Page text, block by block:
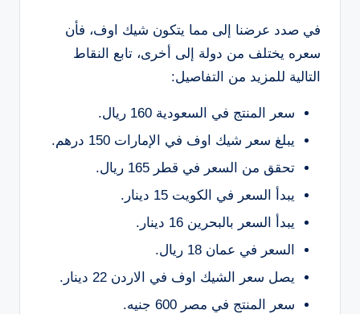
في صدد عرضنا إلى مما يتكون شيك اوف، فأن
سعره يختلف من دولة إلى أخرى، تابع النقاط
التالية للمزيد من التفاصيل:
سعر المنتج في السعودية 160 ريال.
يبلغ سعر شيك اوف في الإمارات 150 درهم.
تحقق من السعر في قطر 165 ريال.
يبدأ السعر في الكويت 15 دينار.
يبدأ السعر بالبحرين 16 دينار.
السعر في عمان 18 ريال.
يصل سعر الشيك اوف في الاردن 22 دينار.
سعر المنتج في مصر 600 جنيه.